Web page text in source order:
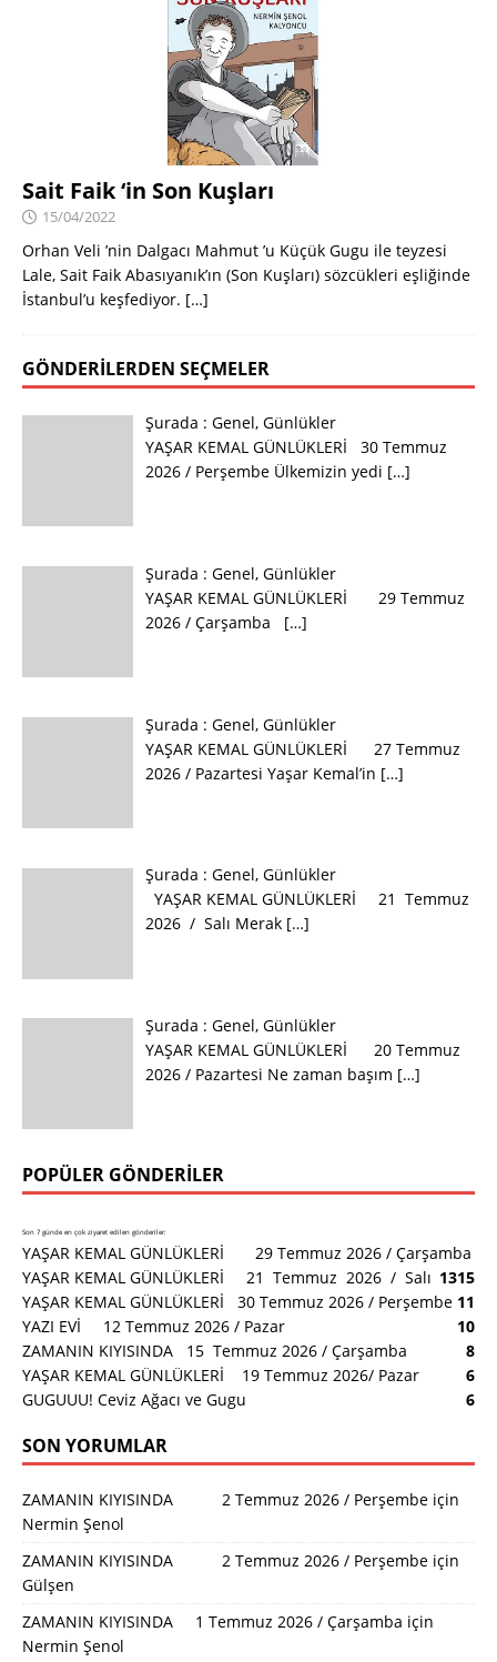
Sait Faik ‘in Son Kuşları
15/04/2022
Orhan Veli ’nin Dalgacı Mahmut ’u Küçük Gugu ile teyzesi
Lale, Sait Faik Abasıyanık’ın (Son Kuşları) sözcükleri eşliğinde
İstanbul’u keşfediyor. […]
GÖNDERILERDEN SEÇMELER
Şurada : Genel, Günlükler
YAŞAR KEMAL GÜNLÜKLERİ 30 Temmuz
2026 / Perşembe Ülkemizin yedi […]
Şurada : Genel, Günlükler
YAŞAR KEMAL GÜNLÜKLERİ 29 Temmuz
2026 / Çarşamba […]
Şurada : Genel, Günlükler
YAŞAR KEMAL GÜNLÜKLERİ 27 Temmuz
2026 / Pazartesi Yaşar Kemal’in […]
Şurada : Genel, Günlükler
YAŞAR KEMAL GÜNLÜKLERİ 21 Temmuz
2026 / Salı Merak […]
Şurada : Genel, Günlükler
YAŞAR KEMAL GÜNLÜKLERİ 20 Temmuz
2026 / Pazartesi Ne zaman başım […]
POPÜLER GÖNDERILER
Son 7 günde en çok ziyaret edilen gönderiler:
YAŞAR KEMAL GÜNLÜKLERİ 29 Temmuz 2026 / Çarşamba
15
YAŞAR KEMAL GÜNLÜKLERİ 21 Temmuz 2026 / Salı 13
YAŞAR KEMAL GÜNLÜKLERİ 30 Temmuz 2026 / Perşembe 11
YAZI EVİ 12 Temmuz 2026 / Pazar
10
ZAMANIN KIYISINDA 15 Temmuz 2026 / Çarşamba
8
YAŞAR KEMAL GÜNLÜKLERİ 19 Temmuz 2026/ Pazar
6
GUGUUU! Ceviz Ağacı ve Gugu
6
SON YORUMLAR
ZAMANIN KIYISINDA 2 Temmuz 2026 / Perşembe için
Nermin Şenol
ZAMANIN KIYISINDA 2 Temmuz 2026 / Perşembe için
Gülşen
ZAMANIN KIYISINDA 1 Temmuz 2026 / Çarşamba için
Nermin Şenol